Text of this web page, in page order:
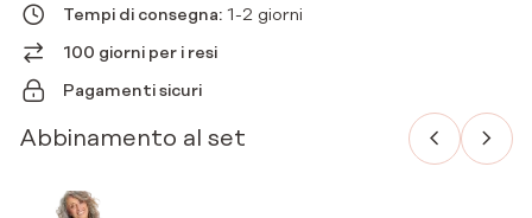
MEDICA
PREMIUM
BLACK
QUANTITÀ
Tempi di consegna: 1-2 giorni
100 giorni per i resi
Pagamenti sicuri
Abbinamento al set